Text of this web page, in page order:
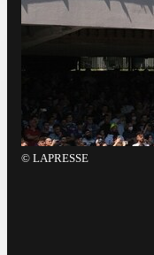
© LAPRESSE